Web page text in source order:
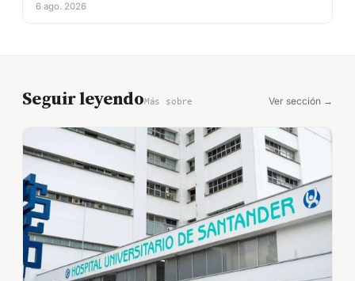
6 ago. 2026
Seguir leyendoMás sobre Ver sección →